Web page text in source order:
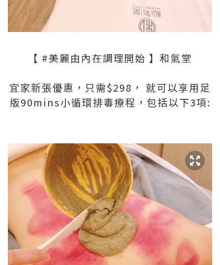
【 #美麗由內在調理開始 】和氣堂
宜家新張優惠，只需$298， 就可以享用足
版90mins小循環排毒療程，包括以下3項: